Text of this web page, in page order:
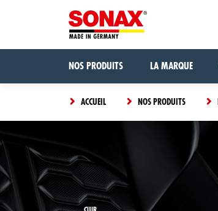
NOS PRODUITS LA MARQUE
ACCUEIL NOS PRODUITS
CUIR